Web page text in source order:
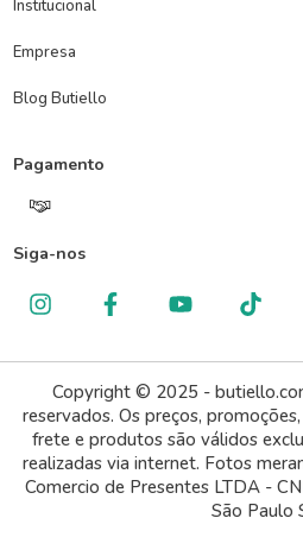
Institucional
Empresa
Blog Butiello
Pagamento
Siga-nos
Copyright © 2025 -
reservados. Os preços,
frete e produtos são válidos
realizadas via internet. Fotos
Comercio de Presentes LTDA -
São Paulo